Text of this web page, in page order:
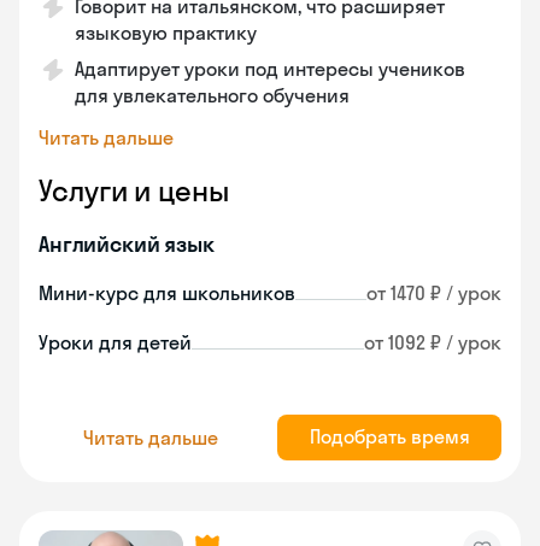
Говорит на итальянском, что расширяет
языковую практику
Адаптирует уроки под интересы учеников
для увлекательного обучения
Читать дальше
Услуги и цены
Английский язык
Мини-курс для школьников от 1470 ₽ / урок
Уроки для детей от 1092 ₽ / урок
Читать дальше Подобрать время